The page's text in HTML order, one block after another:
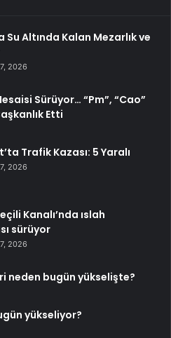
Su Altında Kalan Mezarlık ve
2026
Sürüyor… “Pm”, “Cao”
Etti
Trafik Kazası: 5 Yaralı
2026
Kanalı’nda ıslah
sürüyor
2026
neden bugün yükselişte?
yükseliyor?